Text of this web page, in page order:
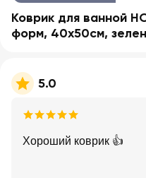
Коврик для ванной
форм, 40x50см,
5.0
Хороший коврик 👍